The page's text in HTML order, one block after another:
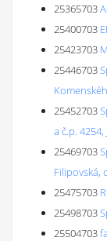
25365703
25400703
25423703
25446703
25452703
a č.p.
25469703
Filipovská,
25475703
25498703
25504703